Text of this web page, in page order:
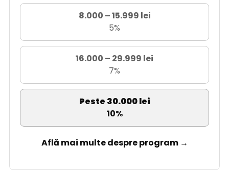
8.000 – 15.999 lei
5%
16.000 – 29.999 lei
7%
Peste 30.000 lei
10%
Află mai multe despre program →